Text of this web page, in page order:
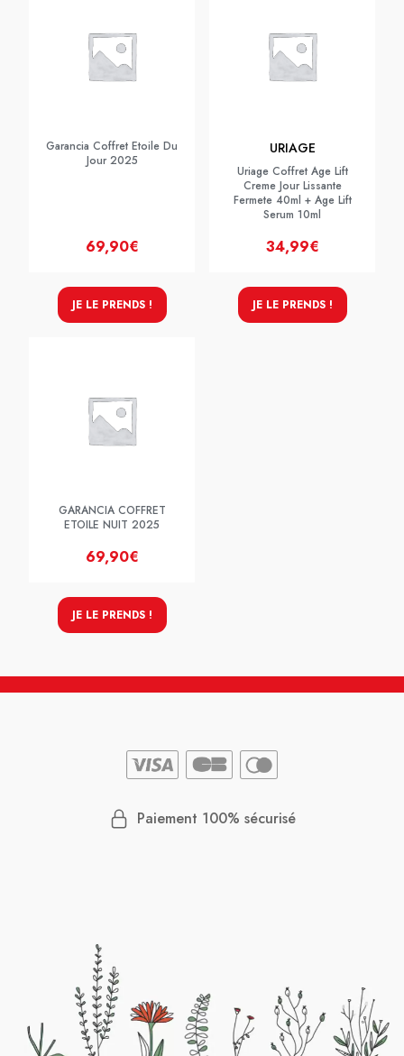
Garancia Coffret Etoile Du
Jour 2025
69,90€
JE LE PRENDS !
URIAGE
Uriage Coffret Age Lift
Creme Jour Lissante
Fermete 40ml + Age Lift
Serum 10ml
34,99€
JE LE PRENDS !
GARANCIA COFFRET
ETOILE NUIT 2025
69,90€
JE LE PRENDS !
Paiement 100% sécurisé